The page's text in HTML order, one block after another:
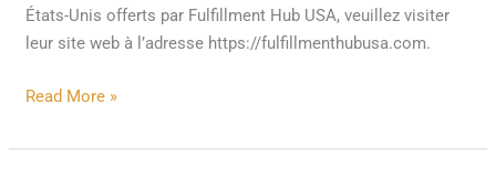
États-Unis offerts par Fulfillment Hub USA, veuillez visiter
leur site web à l’adresse https://fulfillmenthubusa.com.
Read More »